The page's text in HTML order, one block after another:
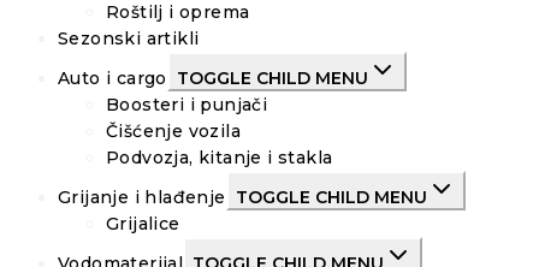
Roštilj i oprema
Sezonski artikli
Auto i cargo
TOGGLE CHILD MENU
Boosteri i punjači
Čišćenje vozila
Podvozja, kitanje i stakla
Grijanje i hlađenje
TOGGLE CHILD MENU
Grijalice